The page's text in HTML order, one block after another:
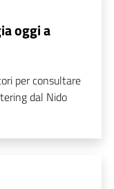
oggi a
per consultare
dal Nido